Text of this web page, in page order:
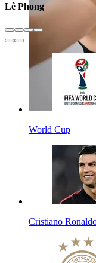
Lê Phong
World Cup
Cristiano